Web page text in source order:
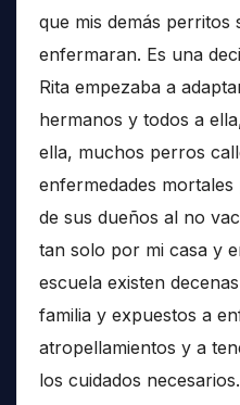
que mis demás perritos
enfermaran. Es una
Rita empezaba a
hermanos y todos a
ella, muchos perros
enfermedades
de sus dueños al no
tan solo por mi casa y
escuela existen
familia y expuestos a
atropellamientos y a
los cuidados necesarios.